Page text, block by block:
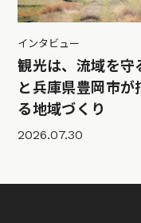
インタビュー
観光は、流域を守
と兵庫県豊岡市が
る地域づくり
2026.07.30